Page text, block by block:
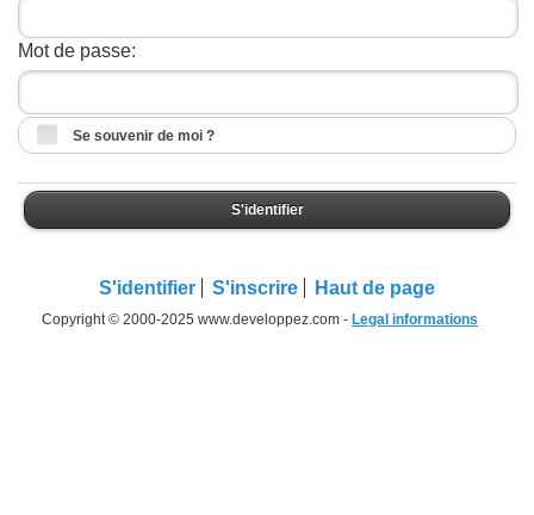
Mot de passe:
Se souvenir de moi ?
S'identifier
S'identifier S'inscrire Haut de page
Copyright © 2000-2025 www.developpez.com - Legal informations